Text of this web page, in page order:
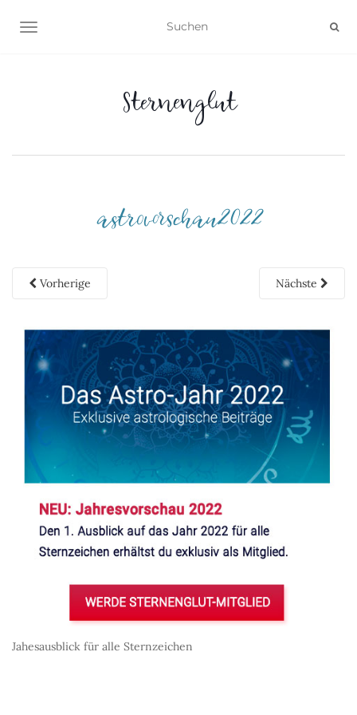
NAVIGATION UMSCHALTEN
Sternenglut
astrovorschau2022
Vorherige Nächste
Jahesausblick für alle Sternzeichen